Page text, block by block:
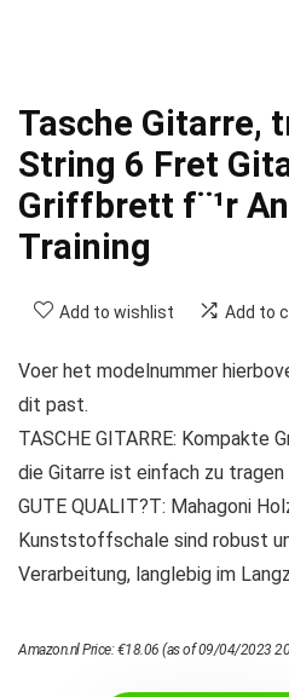
Tasche Gitarre,
String 6 Fret
Griffbrett f¨¹r
Training
Add to wishlist Add to
Voer het modelnummer
dit past.
TASCHE GITARRE: Kompakte
die Gitarre ist einfach zu tragen
GUTE QUALIT?T: Mahagoni
Kunststoffschale sind robust
Verarbeitung, langlebig im
Amazon.nl Price:€18.06 (as of 09/04/2023